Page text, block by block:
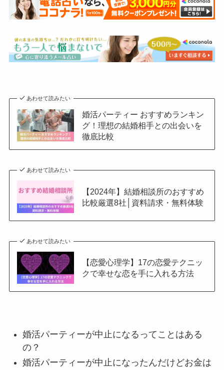
あわせて読みたい
婚活パーティー おすすめランキン
グ！理想の結婚相手との出会いを
徹底比較
あわせて読みたい
【2024年】結婚相談所のおすすめ
比較厳選8社│資料請求・無料体験
あわせて読みたい
【恋愛心理学】17の恋愛テクニッ
クで幸せな恋を手に入れる方法
婚活パーティーが中止になるってことはある
の？
婚活パーティーが中止になったんだけどお金は